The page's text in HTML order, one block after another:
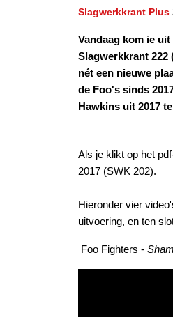
Slagwerkkrant Plus
Vandaag kom ie
Slagwerkkrant 222
nét een nieuwe
de Foo's sinds
Hawkins uit 2017
Als je klikt op het
2017 (SWK 202).
Hieronder vier
uitvoering, en ten
Foo Fighters -